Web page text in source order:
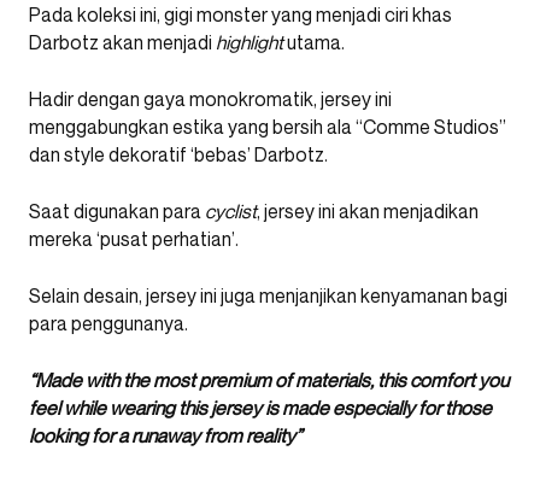
Pada koleksi ini, gigi monster yang menjadi ciri khas
Darbotz akan menjadi highlightutama.
Hadir dengan gaya monokromatik, jersey ini
menggabungkan estika yang bersih ala “Comme Studios”
dan style dekoratif ‘bebas’ Darbotz.
Saat digunakan para cyclist, jersey ini akan menjadikan
mereka ‘pusat perhatian’.
Selain desain, jersey ini juga menjanjikan kenyamanan bagi
para penggunanya.
“Made with the most premium of materials, this comfort you
feel while wearing this jersey is made especially for those
looking for a runaway from reality”